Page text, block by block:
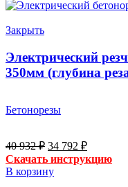
Закрыть
Электрический
350мм (глубина
Бетонорезы
40 932₽ Первоначальная
цена
составляла
40
34 792 ₽Текущая
цена:
34
Скачать инструкцию
В корзину